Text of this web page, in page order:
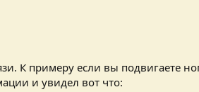
К примеру если вы подвигаете
и увидел вот что: